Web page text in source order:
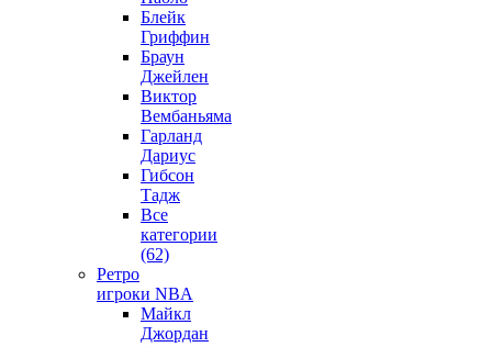
Блейк
Гриффин
Браун
Джейлен
Виктор
Вембаньяма
Гарланд
Дариус
Гибсон
Тадж
Все
категории
(62)
Ретро
игроки NBA
Майкл
Джордан